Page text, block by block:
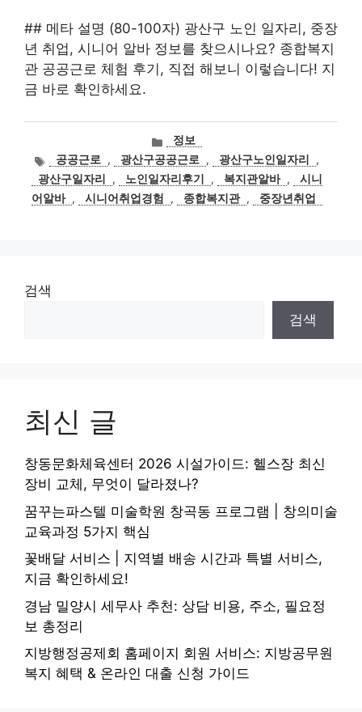
## 메타 설명 (80-100자) 광산구 노인 일자리, 중장
년 취업, 시니어 알바 정보를 찾으시나요? 종합복지
관 공공근로 체험 후기, 직접 해보니 이렇습니다! 지
금 바로 확인하세요.
카
테
고
리
정보
태
그
공공근로 , 광산구공공근로 , 광산구노인일자리
,
광산구일자리
, 노인일자리후기 , 복지관알바 ,
시니
어알바 , 시니어취업경험 , 종합복지관 , 중장년취업
검색
검색
최신 글
창동문화체육센터 2026 시설가이드: 헬스장 최신
장비 교체, 무엇이 달라졌나?
꿈꾸는파스텔 미술학원 창곡동 프로그램 | 창의미술
교육과정 5가지 핵심
꽃배달 서비스 | 지역별 배송 시간과 특별 서비스,
지금 확인하세요!
경남 밀양시 세무사 추천: 상담 비용, 주소, 필요정
보 총정리
지방행정공제회 홈페이지 회원 서비스: 지방공무원
복지 혜택 & 온라인 대출 신청 가이드